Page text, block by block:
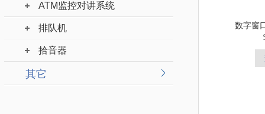
ATM监控对讲系统
排队机
拾音器
其它
数字窗